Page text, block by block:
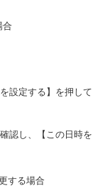
設定する】を押して
認し、【この日時を